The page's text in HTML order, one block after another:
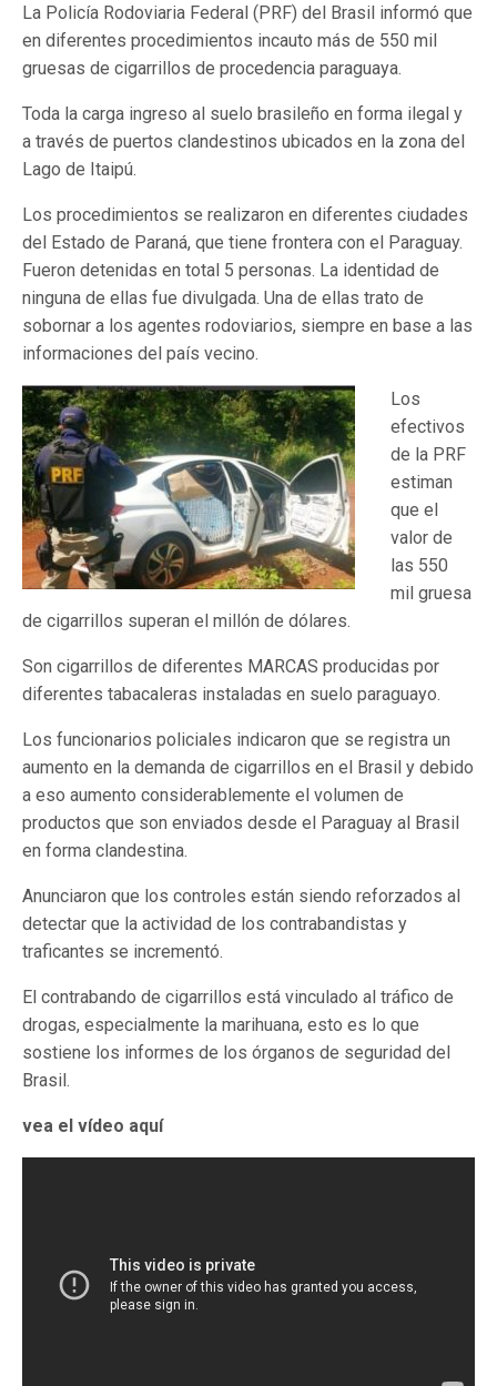
La Policía Rodoviaria Federal (PRF) del Brasil informó que
en diferentes procedimientos incauto más de 550 mil
gruesas de cigarrillos de procedencia paraguaya.
Toda la carga ingreso al suelo brasileño en forma ilegal y
a través de puertos clandestinos ubicados en la zona del
Lago de Itaipú.
Los procedimientos se realizaron en diferentes ciudades
del Estado de Paraná, que tiene frontera con el Paraguay.
Fueron detenidas en total 5 personas. La identidad de
ninguna de ellas fue divulgada. Una de ellas trato de
sobornar a los agentes rodoviarios, siempre en base a las
informaciones del país vecino.
Los
efectivos
de la PRF
estiman
que el
valor de
las 550
mil gruesa
de cigarrillos superan el millón de dólares.
Son cigarrillos de diferentes MARCAS producidas por
diferentes tabacaleras instaladas en suelo paraguayo.
Los funcionarios policiales indicaron que se registra un
aumento en la demanda de cigarrillos en el Brasil y debido
a eso aumento considerablemente el volumen de
productos que son enviados desde el Paraguay al Brasil
en forma clandestina.
Anunciaron que los controles están siendo reforzados al
detectar que la actividad de los contrabandistas y
traficantes se incrementó.
El contrabando de cigarrillos está vinculado al tráfico de
drogas, especialmente la marihuana, esto es lo que
sostiene los informes de los órganos de seguridad del
Brasil.
vea el vídeo aquí